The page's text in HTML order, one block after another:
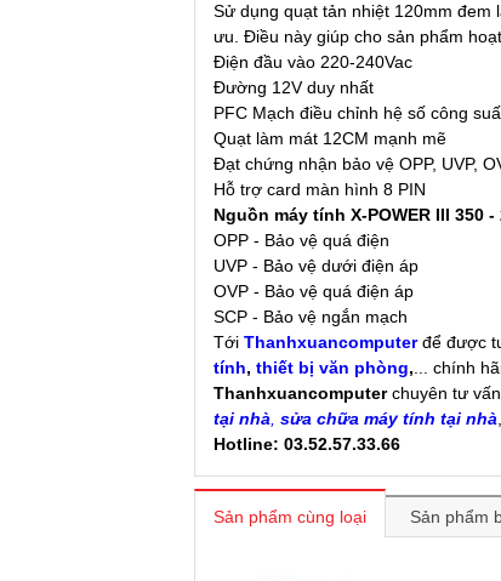
Sử dụng quạt tản nhiệt 120mm đem
ưu. Điều này giúp cho sản phẩm
Điện đầu vào 220-240Vac
Đường 12V duy nhất
PFC Mạch điều chỉnh hệ số công
Quạt làm mát 12CM mạnh mẽ
Đạt chứng nhận bảo vệ OPP, UVP,
Hỗ trợ card màn hình 8 PIN
Nguồn máy tính X-POWER III 350 -
OPP - Bảo vệ quá điện
UVP - Bảo vệ dưới điện áp
OVP - Bảo vệ quá điện áp
SCP - Bảo vệ ngắn mạch
Tới Thanhxuancomputerđể được
tính, thiết bị văn phòng, ... chính
Thanhxuancomputerchuyên tư
tại nhà sửa chữa máy tính tại nhà
Hotline: 03.52.57.33.66
Sản phẩm cùng loại Sản phẩm